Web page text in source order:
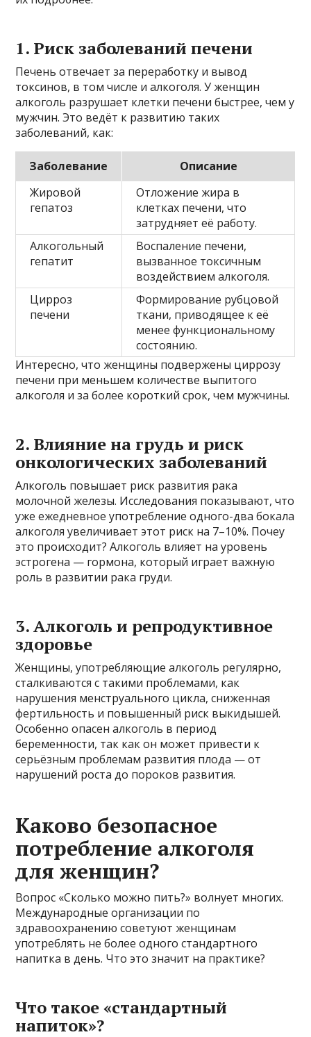
1. Риск заболеваний печени
Печень отвечает за переработку и вывод
токсинов, в том числе и алкоголя. У женщин
алкоголь разрушает клетки печени быстрее, чем у
мужчин. Это ведёт к развитию таких
заболеваний, как:
Заболевание
Описание
Жировой
гепатоз
Отложение жира в
клетках печени, что
затрудняет её работу.
Алкогольный
гепатит
Воспаление печени,
вызванное токсичным
воздействием алкоголя.
Цирроз
печени
Формирование рубцовой
ткани, приводящее к её
менее функциональному
состоянию.
Интересно, что женщины подвержены циррозу
печени при меньшем количестве выпитого
алкоголя и за более короткий срок, чем мужчины.
2. Влияние на грудь и риск
онкологических заболеваний
Алкоголь повышает риск развития рака
молочной железы. Исследования показывают, что
уже ежедневное употребление одного-два бокала
алкоголя увеличивает этот риск на 7–10%. Почеу
это происходит? Алкоголь влияет на уровень
эстрогена — гормона, который играет важную
роль в развитии рака груди.
3. Алкоголь и репродуктивное
здоровье
Женщины, употребляющие алкоголь регулярно,
сталкиваются с такими проблемами, как
нарушения менструального цикла, сниженная
фертильность и повышенный риск выкидышей.
Особенно опасен алкоголь в период
беременности, так как он может привести к
серьёзным проблемам развития плода — от
нарушений роста до пороков развития.
Каково безопасное
потребление алкоголя
для женщин?
Вопрос «Сколько можно пить?» волнует многих.
Международные организации по
здравоохранению советуют женщинам
употреблять не более одного стандартного
напитка в день. Что это значит на практике?
Что такое «стандартный
напиток»?